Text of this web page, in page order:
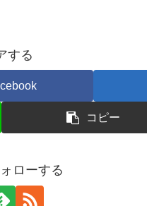
する
コピー
ローする